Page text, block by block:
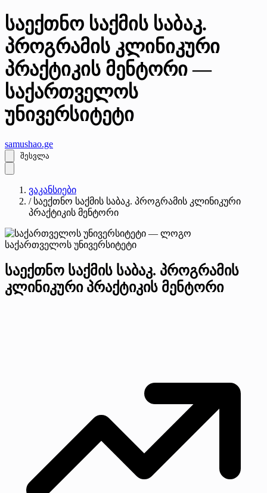
საექთნო საქმის საბაკ.
პროგრამის კლინიკური
პრაქტიკის მენტორი —
საქართველოს
უნივერსიტეტი
samushao.ge
შესვლა
ვაკანსიები
/ საექთნო საქმის საბაკ. პროგრამის კლინიკური
პრაქტიკის მენტორი
საქართველოს უნივერსიტეტი
საექთნო საქმის საბაკ. პროგრამის
კლინიკური პრაქტიკის მენტორი